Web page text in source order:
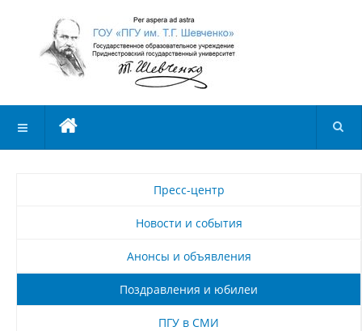
Пресс-центр
Новости и события
Анонсы и объявления
Поздравления и юбилеи
ПГУ в СМИ